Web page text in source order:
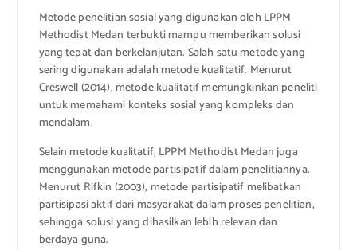
Metode penelitian sosial yang digunakan oleh LPPM
Methodist Medan terbukti mampu memberikan solusi
yang tepat dan berkelanjutan. Salah satu metode yang
sering digunakan adalah metode kualitatif. Menurut
Creswell (2014), metode kualitatif memungkinkan peneliti
untuk memahami konteks sosial yang kompleks dan
mendalam.
Selain metode kualitatif, LPPM Methodist Medan juga
menggunakan metode partisipatif dalam penelitiannya.
Menurut Rifkin (2003), metode partisipatif melibatkan
partisipasi aktif dari masyarakat dalam proses penelitian,
sehingga solusi yang dihasilkan lebih relevan dan
berdaya guna.